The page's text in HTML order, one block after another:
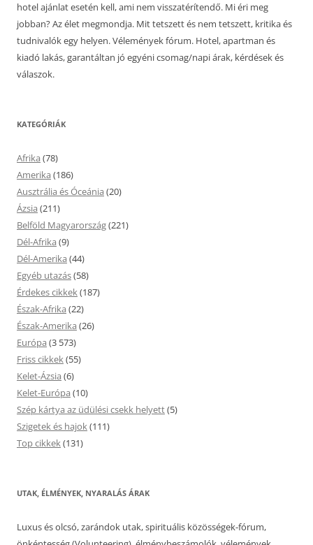
hotel ajánlat esetén kell, ami nem visszatérítendő. Mi éri meg
jobban? Az élet megmondja. Mit tetszett és nem tetszett, kritika és
tudnivalók egy helyen. Vélemények fórum. Hotel, apartman és
kiadó lakás, garantáltan jó egyéni csomag/napi árak, kérdések és
válaszok.
KATEGÓRIÁK
Afrika (78)
Amerika (186)
Ausztrália és Óceánia (20)
Ázsia (211)
Belföld Magyarország(221)
Dél-Afrika (9)
Dél-Amerika (44)
Egyéb utazás(58)
Érdekes cikkek(187)
Észak-Afrika (22)
Észak-Amerika (26)
Európa (3 573)
Friss cikkek(55)
Kelet-Ázsia (6)
Kelet-Európa (10)
Szép kártya az üdülési csekk helyett(5)
Szigetek és hajok(111)
Top cikkek(131)
UTAK, ÉLMÉNYEK, NYARALÁS ÁRAK
Luxus és olcsó, zarándok utak, spirituális közösségek-fórum,